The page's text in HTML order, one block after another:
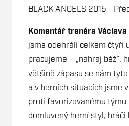
BLACK ANGELS 2015 -
Komentář trenéra Václava
jsme odehráli celkem čtyři
pracujeme – „nahraj běž”,
většině zápasů se nám
a v herních situacích jsme
proti favorizovanému týmu
domluvený herní styl, hráči